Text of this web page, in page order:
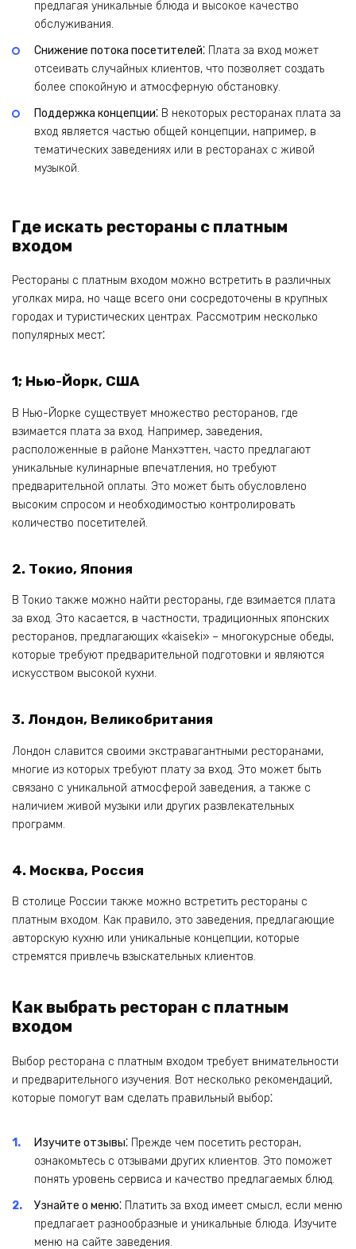
предлагая уникальные блюда и высокое качество
обслуживания.
Снижение потока посетителей⁚ Плата за вход может
отсеивать случайных клиентов‚ что позволяет создать
более спокойную и атмосферную обстановку.
Поддержка концепции⁚ В некоторых ресторанах плата за
вход является частью общей концепции‚ например‚ в
тематических заведениях или в ресторанах с живой
музыкой.
Где искать рестораны с платным
входом
Рестораны с платным входом можно встретить в различных
уголках мира‚ но чаще всего они сосредоточены в крупных
городах и туристических центрах. Рассмотрим несколько
популярных мест⁚
1; Нью-Йорк‚ США
В Нью-Йорке существует множество ресторанов‚ где
взимается плата за вход. Например‚ заведения‚
расположенные в районе Манхэттен‚ часто предлагают
уникальные кулинарные впечатления‚ но требуют
предварительной оплаты. Это может быть обусловлено
высоким спросом и необходимостью контролировать
количество посетителей.
2. Токио‚ Япония
В Токио также можно найти рестораны‚ где взимается плата
за вход. Это касается‚ в частности‚ традиционных японских
ресторанов‚ предлагающих «kaiseki» – многокурсные обеды‚
которые требуют предварительной подготовки и являются
искусством высокой кухни.
3. Лондон‚ Великобритания
Лондон славится своими экстравагантными ресторанами‚
многие из которых требуют плату за вход. Это может быть
связано с уникальной атмосферой заведения‚ а также с
наличием живой музыки или других развлекательных
программ.
4. Москва‚ Россия
В столице России также можно встретить рестораны с
платным входом. Как правило‚ это заведения‚ предлагающие
авторскую кухню или уникальные концепции‚ которые
стремятся привлечь взыскательных клиентов.
Как выбрать ресторан с платным
входом
Выбор ресторана с платным входом требует внимательности
и предварительного изучения. Вот несколько рекомендаций‚
которые помогут вам сделать правильный выбор⁚
Изучите отзывы⁚ Прежде чем посетить ресторан‚
ознакомьтесь с отзывами других клиентов. Это поможет
понять уровень сервиса и качество предлагаемых блюд.
Узнайте о меню⁚ Платить за вход имеет смысл‚ если меню
предлагает разнообразные и уникальные блюда. Изучите
меню на сайте заведения.